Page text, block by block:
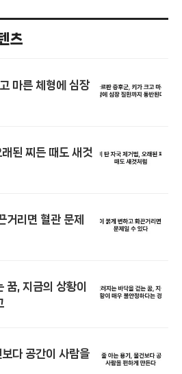
츠
마른 체형에 심장
된 찌든 때도 새것
거리면 혈관 문제
꿈, 지금의 상황이
다 공간이 사람을